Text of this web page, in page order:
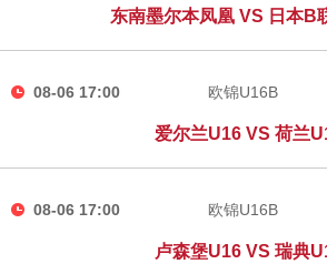
东南墨尔本凤凰 VS 日本B
08-06 17:00 欧锦U16B
爱尔兰U16 VS 荷兰
08-06 17:00 欧锦U16B
卢森堡U16 VS 瑞典